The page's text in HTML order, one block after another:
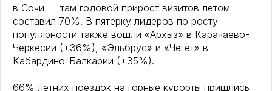
в Сочи — там годовой прирост визитов летом
составил 70%. В пятёрку лидеров по росту
популярности также вошли «Архыз» в Карачаево-
Черкесии (+36%), «Эльбрус» и «Чегет» в
Кабардино-Балкарии (+35%).
66% летних поездок на горные курорты пришлись